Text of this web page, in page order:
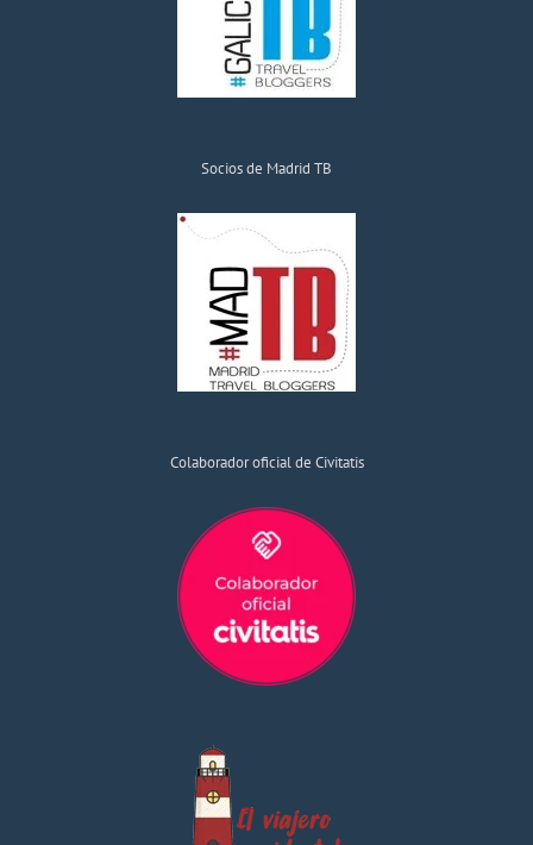
Socios de Madrid TB
Colaborador oficial de Civitatis